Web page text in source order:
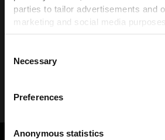
parties to tailor advertisements and
marketing and social media
and preferences. We will only place
bottom right of the homepage.
Selection
Necessary
Preferences
Anonymous statistics
Materialien und Pflege
First name
dass du Marketing E-Mails erhältst, und